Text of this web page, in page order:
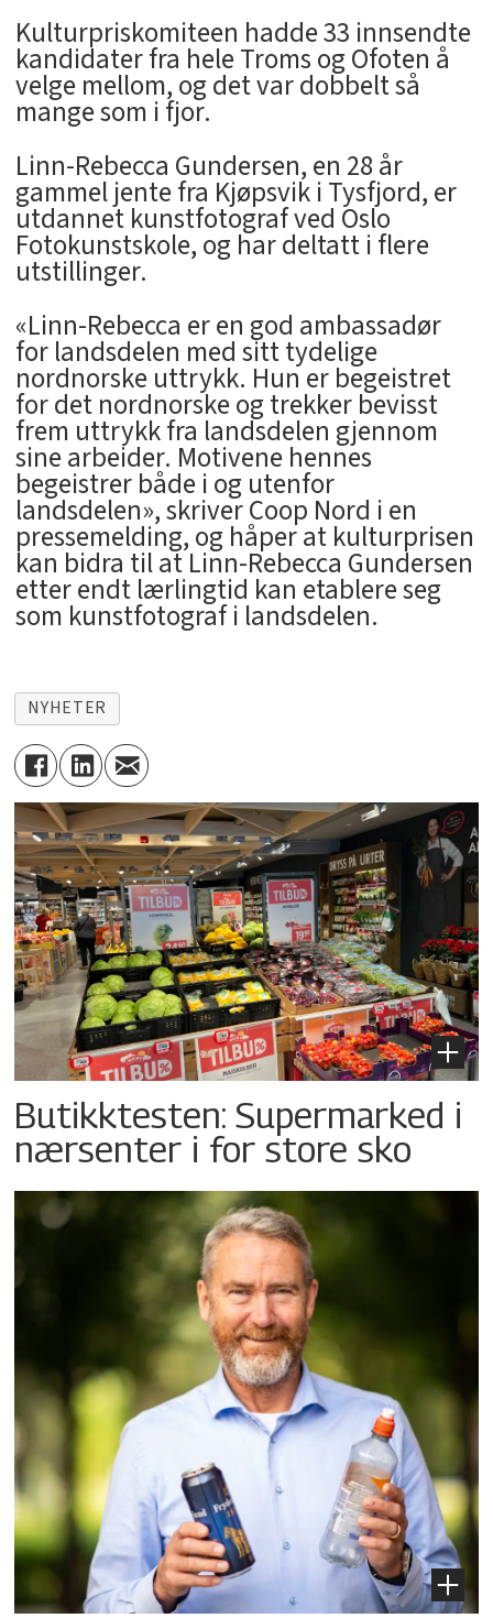
Kulturpriskomiteen hadde 33 innsendte
kandidater fra hele Troms og Ofoten å
velge mellom, og det var dobbelt så
mange som i fjor.
Linn-Rebecca Gundersen, en 28 år
gammel jente fra Kjøpsvik i Tysfjord, er
utdannet kunstfotograf ved Oslo
Fotokunstskole, og har deltatt i flere
utstillinger.
«Linn-Rebecca er en god ambassadør
for landsdelen med sitt tydelige
nordnorske uttrykk. Hun er begeistret
for det nordnorske og trekker bevisst
frem uttrykk fra landsdelen gjennom
sine arbeider. Motivene hennes
begeistrer både i og utenfor
landsdelen», skriver Coop Nord i en
pressemelding, og håper at kulturprisen
kan bidra til at Linn-Rebecca Gundersen
etter endt lærlingtid kan etablere seg
som kunstfotograf i landsdelen.
NYHETER
Butikktesten: Supermarked i
nærsenter i for store sko